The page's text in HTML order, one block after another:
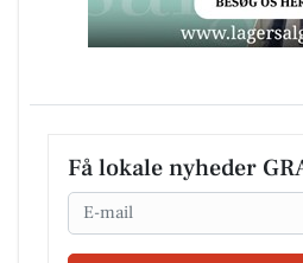
Få lokale nyheder
Email